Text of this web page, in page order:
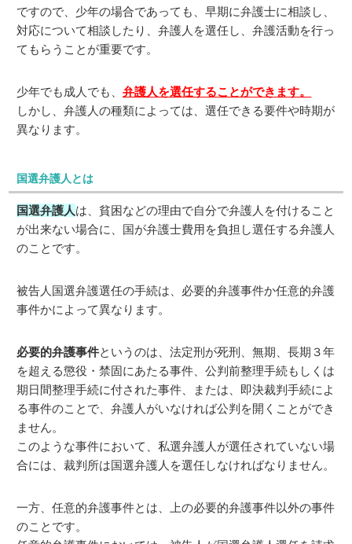
ですので、少年の場合であっても、早期に弁護士に相談し、
対応について相談したり、弁護人を選任し、弁護活動を行っ
てもらうことが重要です。
少年でも成人でも、弁護人を選任することができます。
しかし、弁護人の種類によっては、選任できる要件や時期が
異なります。
国選弁護人とは
国選弁護人は、貧困などの理由で自分で弁護人を付けること
が出来ない場合に、国が弁護士費用を負担し選任する弁護人
のことです。
被告人国選弁護選任の手続は、必要的弁護事件か任意的弁護
事件かによって異なります。
必要的弁護事件というのは、法定刑が死刑、無期、長期３年
を超える懲役・禁固にあたる事件、公判前整理手続もしくは
期日間整理手続に付された事件、または、即決裁判手続によ
る事件のことで、弁護人がいなければ公判を開くことができ
ません。
このような事件において、私選弁護人が選任されていない場
合には、裁判所は国選弁護人を選任しなければなりません。
一方、任意的弁護事件とは、上の必要的弁護事件以外の事件
のことです。